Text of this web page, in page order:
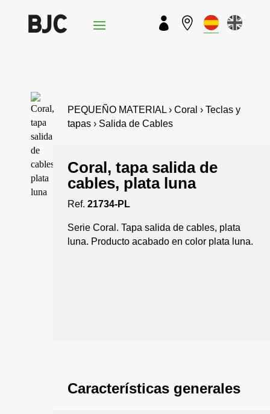
 
PEQUEÑO MATERIAL › Coral › Teclas y
tapas › Salida de Cables
Coral, tapa salida de
cables, plata luna
Ref. 21734-PL
Serie Coral. Tapa salida de cables, plata
luna. Producto acabado en color plata luna.
Características generales